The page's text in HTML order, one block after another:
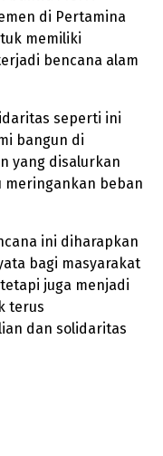
di Pertamina
memiliki
bencana alam
seperti ini
bangun di
yang disalurkan
beban
ini diharapkan
bagi masyarakat
juga menjadi
terus
dan solidaritas